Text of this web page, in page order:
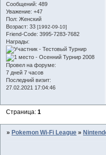
Сообщений: 489
Уважение: +47
Пол: Женский
Возраст: 33 [1992-09-10]
Friend-Сode: 3995-7283-7682
Награды:
Провел на форуме:
7 дней 7 часов
Последний визит:
27.02.2021 17:04:46
Страница:1
» Pokemon Wi-Fi League »